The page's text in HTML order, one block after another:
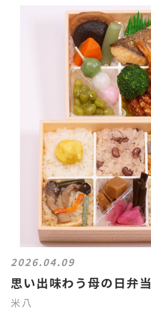
2026.04.09
思い出味わう母の日弁当
米八